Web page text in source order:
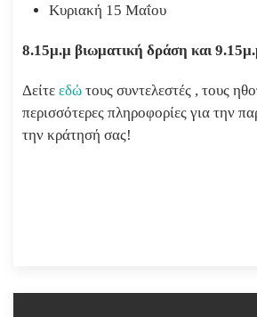
Κυριακή 15 Μαΐου
8.15μ.μ βιωματική δράση και
Δείτε εδώ τους συντελεστές , τους
περισσότερες πληροφορίες για την
την κράτησή σας!